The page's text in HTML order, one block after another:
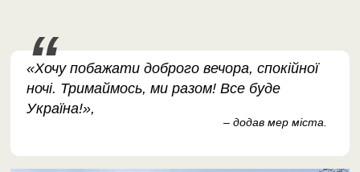
«Хочу побажати доброго вечора, спокійної
ночі. Тримаймось, ми разом! Все буде
Україна!»,
– додав мер міста.